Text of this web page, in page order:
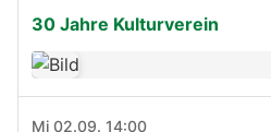
30 Jahre Kulturverein
Mi 02.09. 14:00